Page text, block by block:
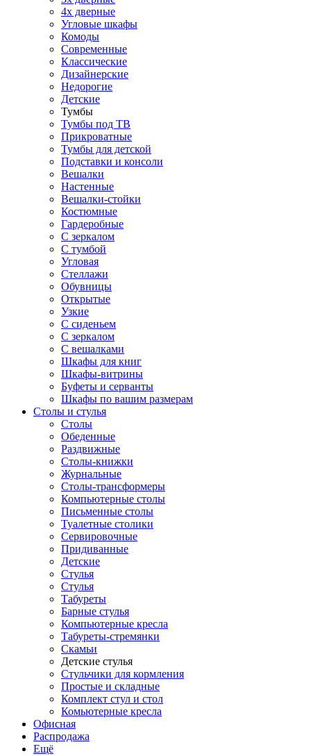
4х дверные
Угловые шкафы
Комоды
Современные
Классические
Дизайнерские
Недорогие
Детские
Тумбы
Тумбы под ТВ
Прикроватные
Тумбы для детской
Подставки и консоли
Вешалки
Настенные
Вешалки-стойки
Костюмные
Гардеробные
С зеркалом
С тумбой
Угловая
Стеллажи
Обувницы
Открытые
Узкие
С сиденьем
С зеркалом
С вешалками
Шкафы для книг
Шкафы-витрины
Буфеты и серванты
Шкафы по вашим размерам
Столы и стулья
Столы
Обеденные
Раздвижные
Столы-книжки
Журнальные
Столы-трансформеры
Компьютерные столы
Письменные столы
Туалетные столики
Сервировочные
Придиванные
Детские
Стулья
Стулья
Табуреты
Барные стулья
Компьютерные кресла
Табуреты-стремянки
Скамьи
Детские стулья
Стульчики для кормления
Простые и складные
Комплект стул и стол
Комьютерные кресла
Офисная
Распродажа
Eщё